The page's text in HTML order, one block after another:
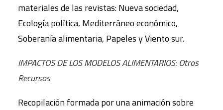
materiales de las revistas: Nueva sociedad,
Ecología política, Mediterráneo económico,
Soberanía alimentaria, Papeles y Viento sur.
IMPACTOS DE LOS MODELOS ALIMENTARIOS: Otros
Recursos
Recopilación formada por una animación sobre